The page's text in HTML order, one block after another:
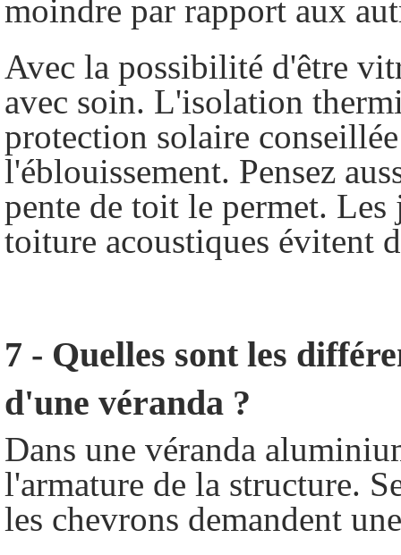
moindre par rapport aux
Avec la possibilité d'être
avec soin. L'isolation
protection solaire
l'éblouissement. Pensez
pente de toit le permet.
toiture acoustiques évitent
7 - Quelles sont les
d'une véranda ?
Dans une véranda
l'armature de la structure.
les chevrons demandent